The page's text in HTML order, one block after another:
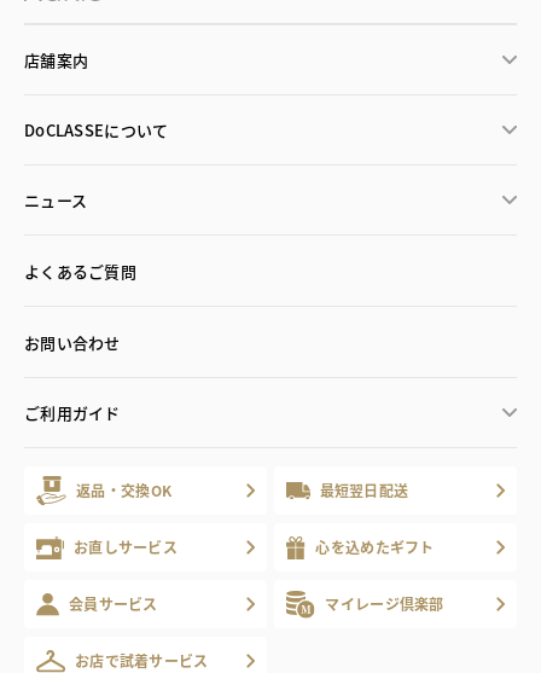
店舗案内
DoCLASSEについて
ニュース
よくあるご質問
お問い合わせ
ご利用ガイド
返品・交換OK 最短翌日配送
お直しサービス 心を込めたギフト
会員サービス マイレージ倶楽部
お店で試着サービス